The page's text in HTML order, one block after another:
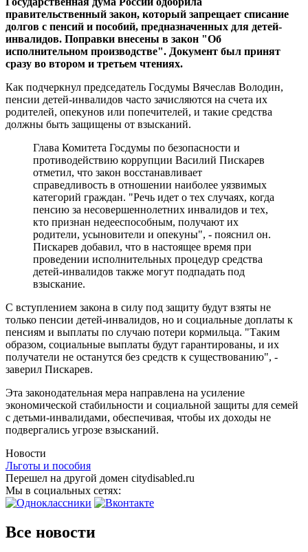
правительственный закон, который запрещает списание
долгов с пенсий и пособий, предназначенных для детей-
инвалидов. Поправки внесены в закон "Об
исполнительном производстве". Документ был принят
сразу во втором и третьем чтениях.
Как подчеркнул председатель Госдумы Вячеслав Володин,
пенсии детей-инвалидов часто зачисляются на счета их
родителей, опекунов или попечителей, и такие средства
должны быть защищены от взысканий.
Глава Комитета Госдумы по безопасности и
противодействию коррупции Василий Пискарев
отметил, что закон восстанавливает
справедливость в отношении наиболее уязвимых
категорий граждан. "Речь идет о тех случаях, когда
пенсию за несовершеннолетних инвалидов и тех,
кто признан недееспособным, получают их
родители, усыновители и опекуны", - пояснил он.
Пискарев добавил, что в настоящее время при
проведении исполнительных процедур средства
детей-инвалидов также могут подпадать под
взыскание.
С вступлением закона в силу под защиту будут взяты не
только пенсии детей-инвалидов, но и социальные доплаты к
пенсиям и выплаты по случаю потери кормильца. "Таким
образом, социальные выплаты будут гарантированы, и их
получатели не останутся без средств к существованию", -
заверил Пискарев.
Эта законодательная мера направлена на усиление
экономической стабильности и социальной защиты для семей
с детьми-инвалидами, обеспечивая, чтобы их доходы не
подвергались угрозе взысканий.
Новости
Льготы и пособия
Перешел на другой домен citydisabled.ru
Мы в социальных сетях:
Все новости